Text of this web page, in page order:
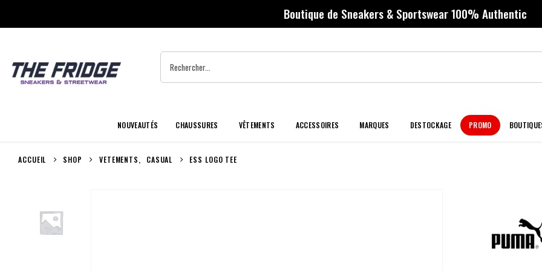
Boutique de Sneakers & Sportswear 100% Authentic
NOUVEAUTÉS CHAUSSURES VÊTEMENTS ACCESSOIRES MARQUES DESTOCKAGE PROMO
ACCUEIL SHOP VETEMENTS, CASUAL ESS LOGO TEE